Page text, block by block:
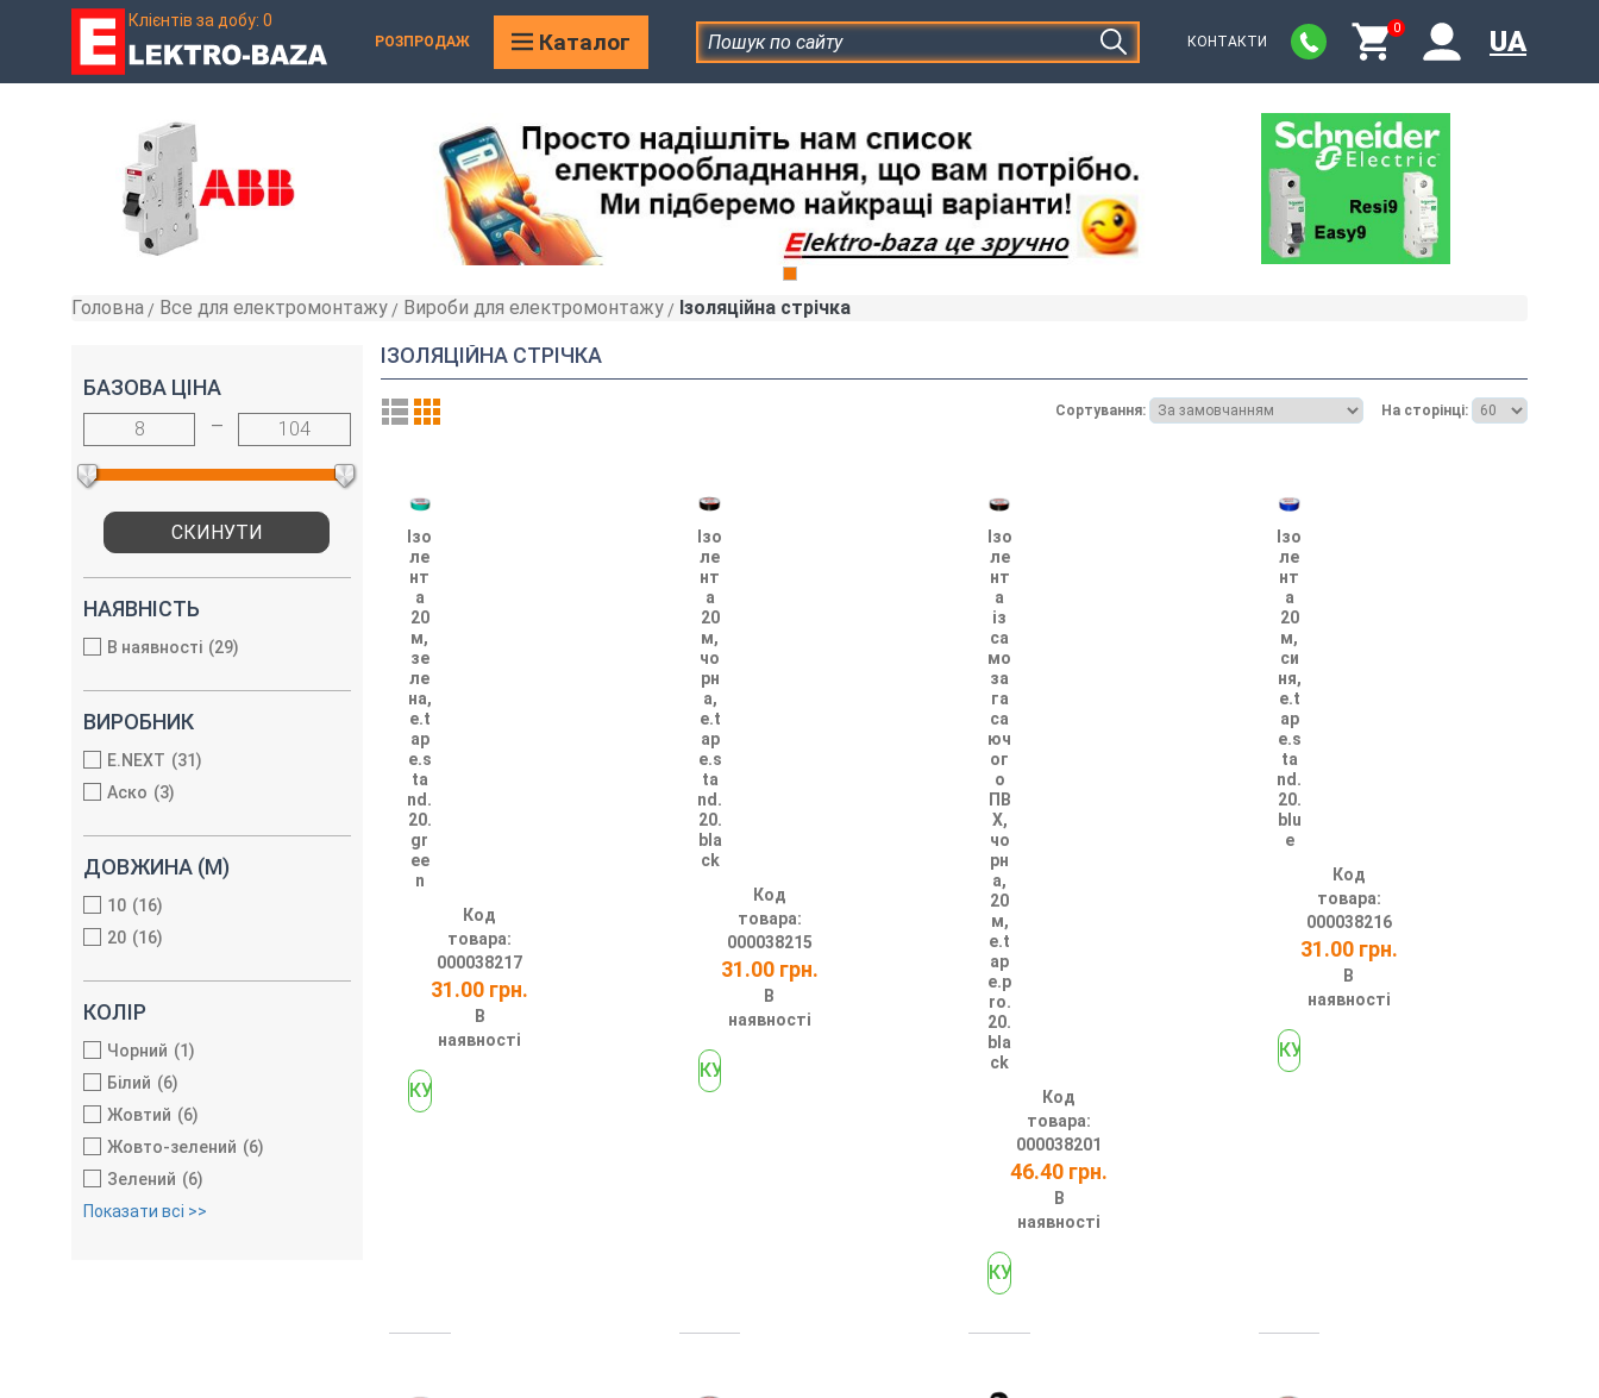
Клієнтів за добу: 0
РОЗПРОДАЖ Каталог КОНТАКТИ
0 UA
Головна » Все для електромонтажу » Вироби для електромонтажу » Ізоляційна стрічка
БАЗОВА ЦІНА
8 — 104
СКИНУТИ
НАЯВНІСТЬ
В наявності 29
ВИРОБНИК
E.NEXT
31
Аско
3
ДОВЖИНА (М)
10
16
20
16
КОЛІР
Чорний
1
Білий
6
Жовтий
6
Жовто-зелений
6
Зелений
6
Показати всі >>
ІЗОЛЯЦІЙНА СТРІЧКА
На сторінці:
Сортування:
Ізо
ле
нт
а
20
м,
зе
ле
на,
e.t
ap
e.s
ta
nd.
20.
gr
ee
n
Код
товара:
000038217
31.00 грн.
В
наявності
Ізо
ле
нт
а
20
м,
чо
рн
а,
e.t
ap
e.s
ta
nd.
20.
bla
ck
Код
товара:
000038215
31.00 грн.
В
наявності
Ізо
ле
нт
а
із
са
мо
за
га
са
юч
ог
о
ПВ
Х,
чо
рн
а,
20
м,
e.t
ap
e.p
ro.
20.
bla
ck
Код
товара:
000038201
46.40 грн.
В
наявності
Ізо
ле
нт
а
20
м,
си
ня,
e.t
ap
e.s
ta
nd.
20.
blu
e
Код
товара:
000038216
31.00 грн.
В
наявності